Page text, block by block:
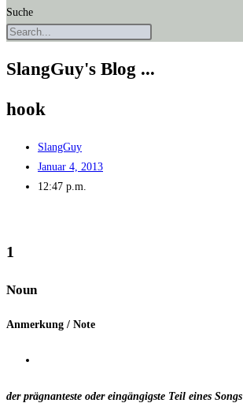
Suche
SlangGuy's Blog ...
hook
SlangGuy
Januar 4, 2013
12:47 p.m.
1
Noun
Anmer­kung / Note
der prä­gnan­tes­te oder ein­gän­gigs­te Teil eines Songs